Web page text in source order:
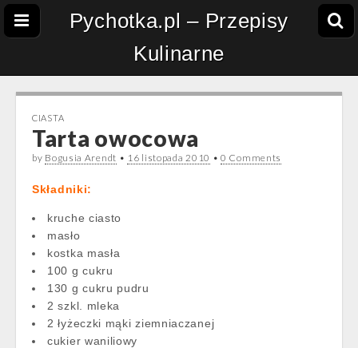
Pychotka.pl – Przepisy
Kulinarne
CIASTA
Tarta owocowa
by Bogusia Arendt • 16 listopada 2010 •0 Comments
Składniki:
kruche ciasto
masło
kostka masła
100 g cukru
130 g cukru pudru
2 szkl. mleka
2 łyżeczki mąki ziemniaczanej
cukier waniliowy